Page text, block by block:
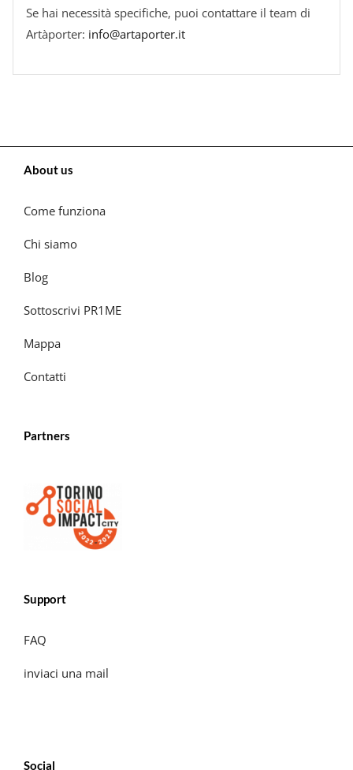
Se hai necessità specifiche, puoi contattare il team di
Artàporter: info@artaporter.it
About us
Come funziona
Chi siamo
Blog
Sottoscrivi PR1ME
Mappa
Contatti
Partners
Support
FAQ
inviaci una mail
Social